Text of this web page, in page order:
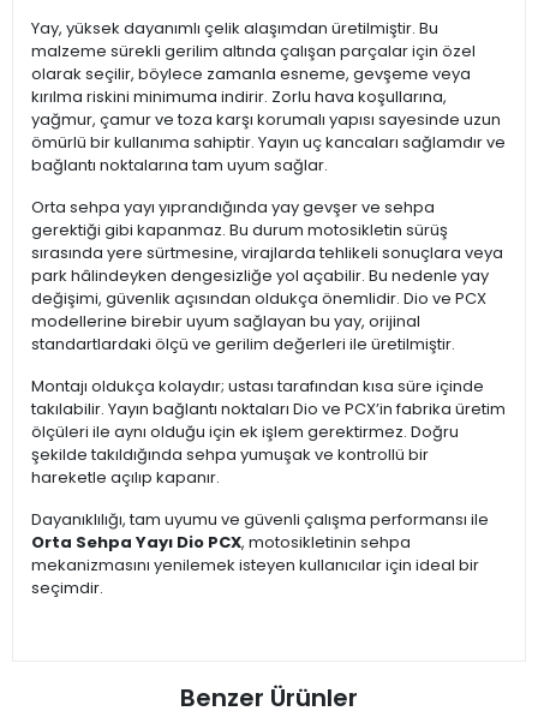
Yay, yüksek dayanımlı çelik alaşımdan üretilmiştir. Bu
malzeme sürekli gerilim altında çalışan parçalar için özel
olarak seçilir, böylece zamanla esneme, gevşeme veya
kırılma riskini minimuma indirir. Zorlu hava koşullarına,
yağmur, çamur ve toza karşı korumalı yapısı sayesinde uzun
ömürlü bir kullanıma sahiptir. Yayın uç kancaları sağlamdır ve
bağlantı noktalarına tam uyum sağlar.
Orta sehpa yayı yıprandığında yay gevşer ve sehpa
gerektiği gibi kapanmaz. Bu durum motosikletin sürüş
sırasında yere sürtmesine, virajlarda tehlikeli sonuçlara veya
park hâlindeyken dengesizliğe yol açabilir. Bu nedenle yay
değişimi, güvenlik açısından oldukça önemlidir. Dio ve PCX
modellerine birebir uyum sağlayan bu yay, orijinal
standartlardaki ölçü ve gerilim değerleri ile üretilmiştir.
Montajı oldukça kolaydır; ustası tarafından kısa süre içinde
takılabilir. Yayın bağlantı noktaları Dio ve PCX’in fabrika üretim
ölçüleri ile aynı olduğu için ek işlem gerektirmez. Doğru
şekilde takıldığında sehpa yumuşak ve kontrollü bir
hareketle açılıp kapanır.
Dayanıklılığı, tam uyumu ve güvenli çalışma performansı ile
Orta Sehpa Yayı Dio PCX, motosikletinin sehpa
mekanizmasını yenilemek isteyen kullanıcılar için ideal bir
seçimdir.
Benzer Ürünler